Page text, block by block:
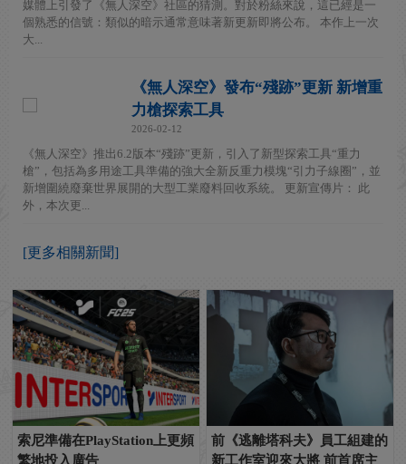
媒體上引發了《無人深空》社區的猜測。對於粉絲來說，這已經是一
個熟悉的信號：類似的暗示通常意味著新更新即將公布。 本作上一次
大...
《無人深空》發布“殘跡”更新 新增重
力槍探索工具
2026-02-12
《無人深空》推出6.2版本“殘跡”更新，引入了新型探索工具“重力
槍”，包括為多用途工具準備的強大全新反重力模塊“引力子線圈”，並
新增圍繞廢棄世界展開的大型工業廢料回收系統。 更新宣傳片： 此
外，本次更...
[更多相關新聞]
索尼準備在PlayStation上更頻
繁地投入廣告
前《逃離塔科夫》員工組建的
新工作室迎來大將 前首席主